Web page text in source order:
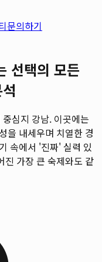
문의하기
선택의 모든
심지 강남. 이곳에는
을 내세우며 치열한 경
속에서 '진짜' 실력 있
진 가장 큰 숙제와도 같